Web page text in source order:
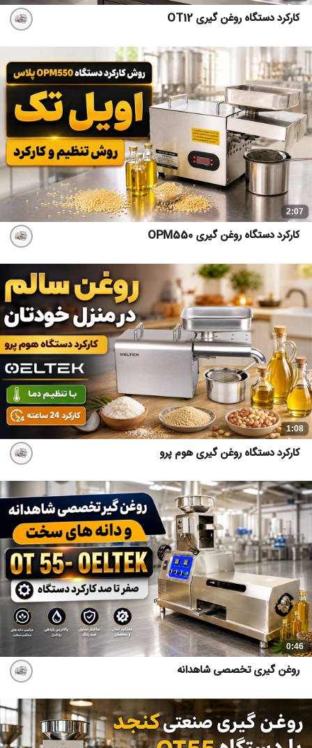
کارکرد دستگاه روغن گیری OT12
2:07
کارکرد دستگاه روغن گیری OPM550
1:08
کارکرد دستگاه روغن گیری هوم پرو
0:46
روغن گیری تخصصی شاهدانه